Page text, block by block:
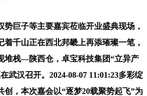
巨子等主要嘉宾莅临开业盛典现场，
着千山正在西北邦畿上再添璀璨一笔，
堆栈—陕西仓，卓宝科技集团“立异产
武汉召开。2024-08-07 11:01:23多彩绽
创，本次嘉会以“逐梦20载聚势起飞”为